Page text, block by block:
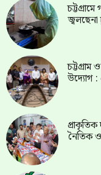
জ্বলছেনা
চট্টগ্রাম
উদ্যোগ
প্রাকৃতিক
নৈতিক ও